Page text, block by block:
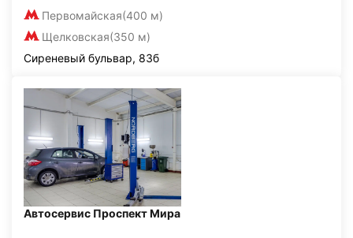
Первомайская(400 м)
Щелковская(350 м)
Сиреневый бульвар, 83б
Автосервис Проспект Мира